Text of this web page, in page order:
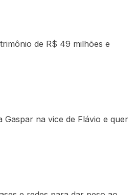
de R$ 49 milhões e
Gaspar na vice de Flávio e quer